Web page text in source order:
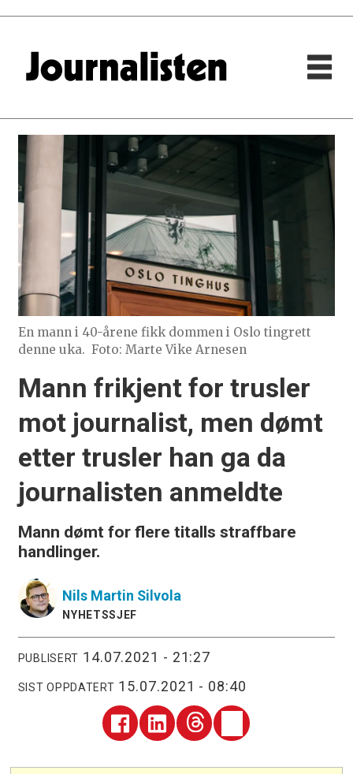
En mann i 40-årene fikk dommen i Oslo tingrett
denne uka. Foto: Marte Vike Arnesen
Mann frikjent for trusler
mot journalist, men dømt
etter trusler han ga da
journalisten anmeldte
Mann dømt for flere titalls straffbare
handlinger.
Nils Martin Silvola
NYHETSSJEF
PUBLISERT 14.07.2021 - 21:27
SIST OPPDATERT 15.07.2021 - 08:40